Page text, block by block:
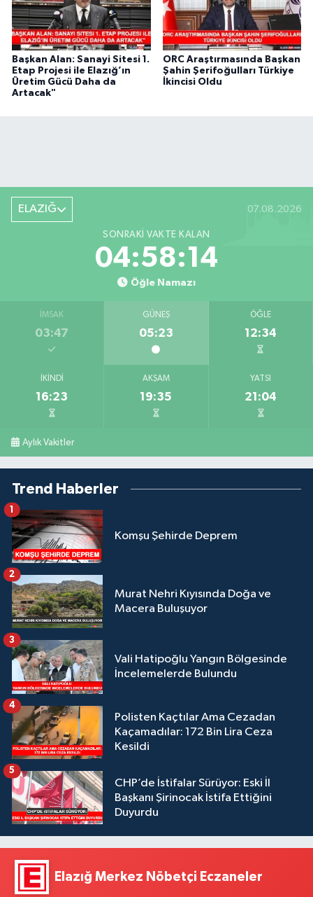
Başkan Alan: Sanayi Sitesi 1.
Etap Projesi ile Elazığ’ın
Üretim Gücü Daha da
Artacak"
ORC Araştırmasında Başkan
Şahin Şerifoğulları Türkiye
İkincisi Oldu
ELAZIĞ 07.08.2026
SONRAKI VAKTE KALAN
04:58:14
Öğle Namazı
İMSAK
03:47
GÜNEŞ
05:23
ÖĞLE
12:34
İKINDI
16:23
AKŞAM
19:35
YATSI
21:04
Aylık Vakitler
Trend Haberler
Komşu Şehirde Deprem
1
Murat Nehri Kıyısında Doğa ve
Macera Buluşuyor
2
Vali Hatipoğlu Yangın Bölgesinde
İncelemelerde Bulundu
3
Polisten Kaçtılar Ama Cezadan
Kaçamadılar: 172 Bin Lira Ceza
Kesildi
4
CHP’de İstifalar Sürüyor: Eski İl
Başkanı Şirinocak İstifa Ettiğini
Duyurdu
5
Elazığ Merkez Nöbetçi Eczaneler